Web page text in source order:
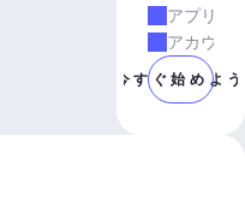
アプリと
アカウン
今すぐ始めよう